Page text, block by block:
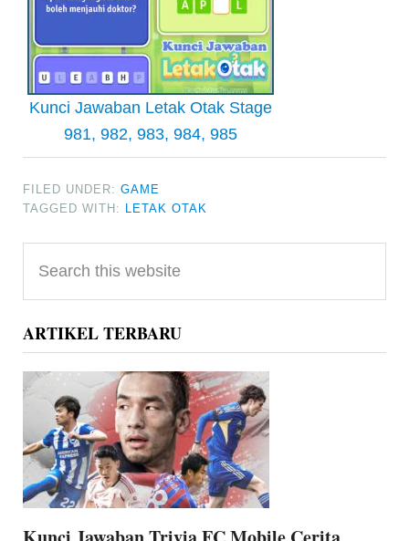
Kunci Jawaban Letak Otak Stage
981, 982, 983, 984, 985
FILED UNDER:GAME
TAGGED WITH: LETAK OTAK
Primary
Sidebar
this
website
ARTIKEL TERBARU